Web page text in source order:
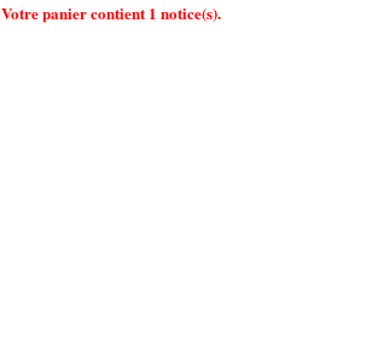
Votre panier contient 1 notice(s).